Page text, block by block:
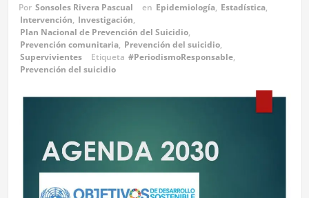
Por Sonsoles Rivera Pascual en Epidemiología, Estadística,
Intervención, Investigación,
Plan Nacional de Prevención del Suicidio,
Prevención comunitaria, Prevención del suicidio,
Supervivientes
Etiqueta #PeriodismoResponsable,
Prevención del suicidio